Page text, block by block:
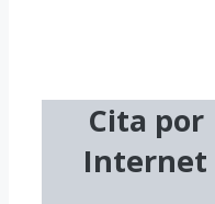
Cita por
Internet